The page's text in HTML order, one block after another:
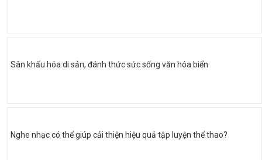
Sân khấu hóa di sản, đánh thức sức sống văn hóa biển
Nghe nhạc có thể giúp cải thiện hiệu quả tập luyện thể thao?